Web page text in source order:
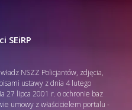
SEiRP
NSZZ Policjantów, zdjęcia,
ustawy z dnia 4 lutego
27 lipca 2001 r. o ochronie baz
umowy z właścicielem portalu -